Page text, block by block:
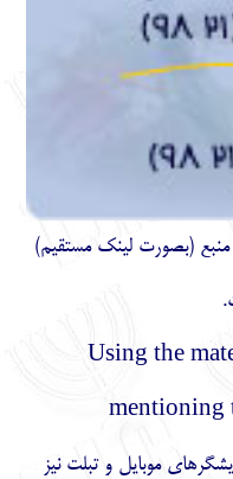
منبع (بصورت لینک مستقیم)
.Using the
mentioning
موبایل و تبلت نیز